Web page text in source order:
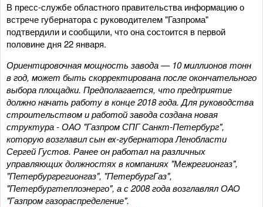
В пресс-службе областного правительства информацию о
встрече губернатора с руководителем "Газпрома"
подтвердили и сообщили, что она состоится в первой
половине дня 22 января.
Ориентировочная мощность завода — 10 миллионов тонн
в год, может быть скорректирована после окончательного
выбора площадки. Предполагается, что предприятие
должно начать работу в конце 2018 года. Для руководства
строительством и работой завода создана новая
структура - ОАО "Газпром СПГ Санкт-Петербург",
которую возглавил сын ex-губернатора Ленобласти
Сергей Густов. Ранее он работал на различных
управляющих должностях в компаниях "Межрегионгаз",
"Петербургрегионгаз", "ПетербургГаз",
"Петербургтеплоэнерго", а с 2008 года возглавлял ОАО
"Газпром газораспределение".